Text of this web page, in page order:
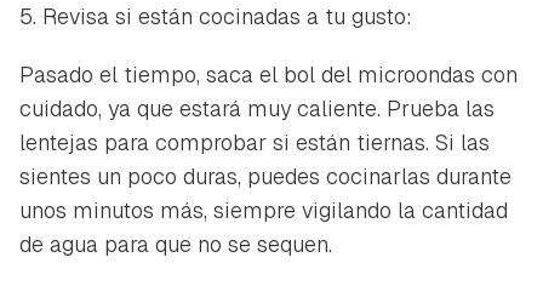
5. Revisa si están cocinadas a tu gusto:
Pasado el tiempo, saca el bol del microondas con
cuidado, ya que estará muy caliente. Prueba las
lentejas para comprobar si están tiernas. Si las
sientes un poco duras, puedes cocinarlas durante
unos minutos más, siempre vigilando la cantidad
de agua para que no se sequen.